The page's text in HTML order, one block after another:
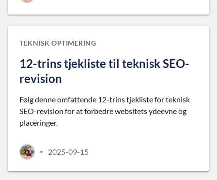
TEKNISK OPTIMERING
12-trins tjekliste til teknisk SEO-
revision
Følg denne omfattende 12-trins tjekliste for teknisk
SEO-revision for at forbedre websitets ydeevne og
placeringer.
• 2025-09-15